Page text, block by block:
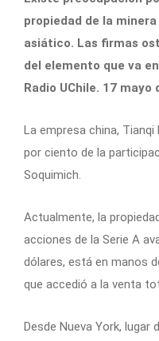
propiedad de la
asiático. Las firmas
del elemento que va
Radio UChile. 17 mayo
La empresa china,
por ciento de la
Soquimich.
Actualmente, la
acciones de la Serie A
dólares, está en manos
que accedió a la venta
Desde Nueva York, lugar